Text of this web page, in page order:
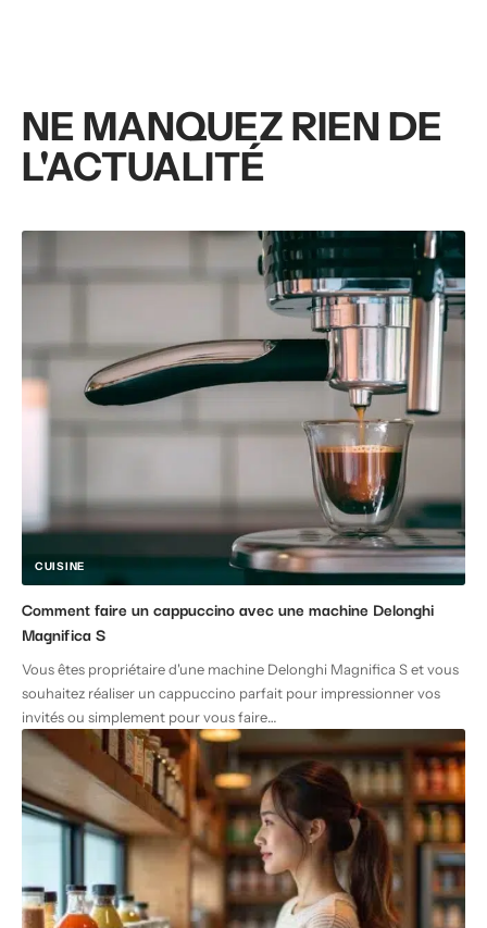
NE MANQUEZ RIEN DE
L'ACTUALITÉ
CUISINE
Comment faire un cappuccino avec une machine Delonghi
Magnifica S
Vous êtes propriétaire d'une machine Delonghi Magnifica S et vous
souhaitez réaliser un cappuccino parfait pour impressionner vos
invités ou simplement pour vous faire…